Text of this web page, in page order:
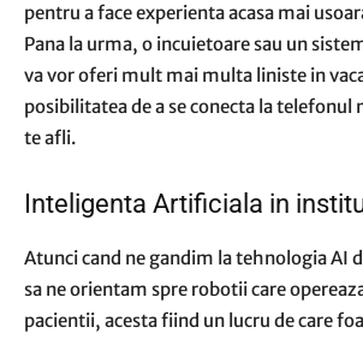
pentru a face experienta acasa mai
Pana la urma, o incuietoare sau un
va vor oferi mult mai multa liniste in
posibilitatea de a se conecta la telefonul
te afli.
Inteligenta Artificiala in
Atunci cand ne gandim la tehnologia AI
sa ne orientam spre robotii care
pacientii, acesta fiind un lucru de care